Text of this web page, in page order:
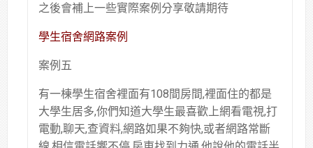
之後會補上一些實際案例分享敬請期待
學生宿舍網路案例
案例五
有一棟學生宿舍裡面有108間房間,裡面住的都是
大學生居多,你們知道大學生最喜歡上網看電視,打
電動,聊天,查資料,網路如果不夠快,或者網路常斷